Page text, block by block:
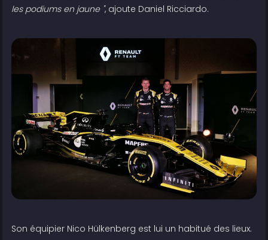
les podiums en jaune ", ajoute Daniel Ricciardo.
Son équipier Nico Hülkenberg est lui un habitué des lieux.